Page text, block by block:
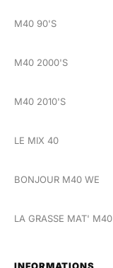
M40 90'S
M40 2000'S
M40 2010'S
LE MIX 40
BONJOUR M40 WE
LA GRASSE MAT' M40